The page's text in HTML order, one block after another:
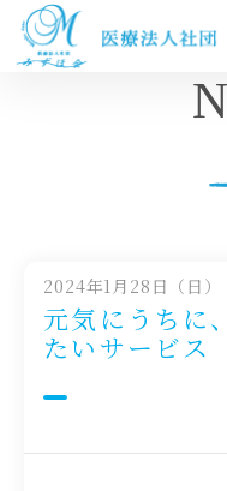
2024年1月28日（日）
元気にうちに
たいサービ